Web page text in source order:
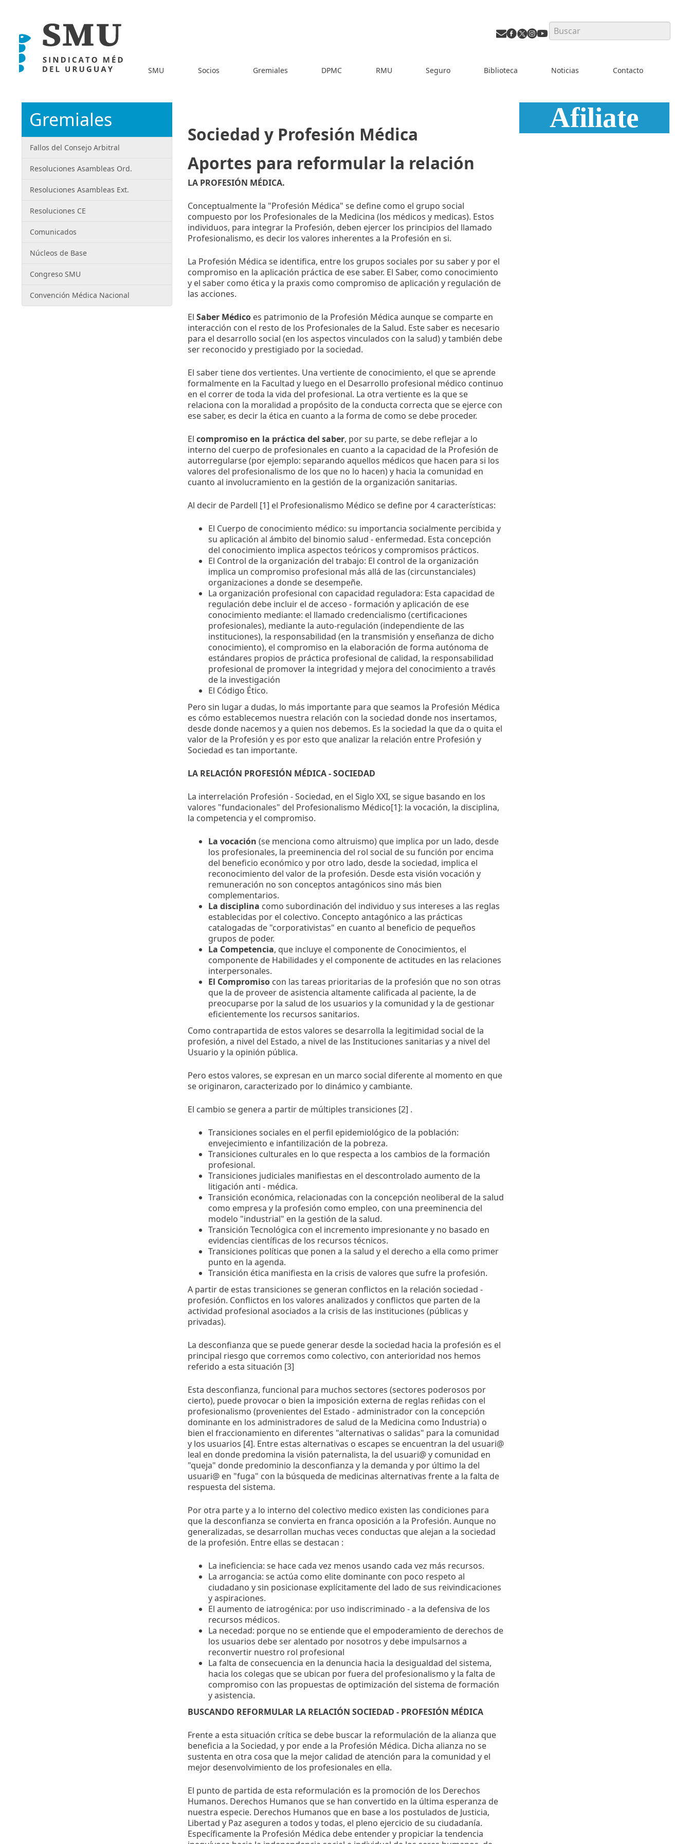
Search
SMU Socios Gremiales DPMC RMU Seguro Biblioteca Noticias Contacto
Sociedad y Profesión Médica
Aportes para reformular la relación
LA PROFESIÓN MÉDICA.
Conceptualmente la "Profesión Médica" se define como el grupo social
compuesto por los Profesionales de la Medicina (los médicos y medicas). Estos
individuos, para integrar la Profesión, deben ejercer los principios del llamado
Profesionalismo, es decir los valores inherentes a la Profesión en si.
La Profesión Médica se identifica, entre los grupos sociales por su saber y por el
compromiso en la aplicación práctica de ese saber. El Saber, como conocimiento
y el saber como ética y la praxis como compromiso de aplicación y regulación de
las acciones.
El Saber Médico es patrimonio de la Profesión Médica aunque se comparte en
interacción con el resto de los Profesionales de la Salud. Este saber es necesario
para el desarrollo social (en los aspectos vinculados con la salud) y también debe
ser reconocido y prestigiado por la sociedad.
El saber tiene dos vertientes. Una vertiente de conocimiento, el que se aprende
formalmente en la Facultad y luego en el Desarrollo profesional médico continuo
en el correr de toda la vida del profesional. La otra vertiente es la que se
relaciona con la moralidad a propósito de la conducta correcta que se ejerce con
ese saber, es decir la ética en cuanto a la forma de como se debe proceder.
El compromiso en la práctica del saber, por su parte, se debe reflejar a lo
interno del cuerpo de profesionales en cuanto a la capacidad de la Profesión de
autorregularse (por ejemplo: separando aquellos médicos que hacen para si los
valores del profesionalismo de los que no lo hacen) y hacia la comunidad en
cuanto al involucramiento en la gestión de la organización sanitarias.
Al decir de Pardell [1] el Profesionalismo Médico se define por 4 características:
El Cuerpo de conocimiento médico: su importancia socialmente percibida y
su aplicación al ámbito del binomio salud - enfermedad. Esta concepción
del conocimiento implica aspectos teóricos y compromisos prácticos.
El Control de la organización del trabajo: El control de la organización
implica un compromiso profesional más allá de las (circunstanciales)
organizaciones a donde se desempeñe.
La organización profesional con capacidad reguladora: Esta capacidad de
regulación debe incluir el de acceso - formación y aplicación de ese
conocimiento mediante: el llamado credencialismo (certificaciones
profesionales), mediante la auto-regulación (independiente de las
instituciones), la responsabilidad (en la transmisión y enseñanza de dicho
conocimiento), el compromiso en la elaboración de forma autónoma de
estándares propios de práctica profesional de calidad, la responsabilidad
profesional de promover la integridad y mejora del conocimiento a través
de la investigación
El Código Ético.
Pero sin lugar a dudas, lo más importante para que seamos la Profesión Médica
es cómo establecemos nuestra relación con la sociedad donde nos insertamos,
desde donde nacemos y a quien nos debemos. Es la sociedad la que da o quita el
valor de la Profesión y es por esto que analizar la relación entre Profesión y
Sociedad es tan importante.
LA RELACIÓN PROFESIÓN MÉDICA - SOCIEDAD
La interrelación Profesión - Sociedad, en el Siglo XXI, se sigue basando en los
valores "fundacionales" del Profesionalismo Médico[1]: la vocación, la disciplina,
la competencia y el compromiso.
La vocación (se menciona como altruismo) que implica por un lado, desde
los profesionales, la preeminencia del rol social de su función por encima
del beneficio económico y por otro lado, desde la sociedad, implica el
reconocimiento del valor de la profesión. Desde esta visión vocación y
remuneración no son conceptos antagónicos sino más bien
complementarios.
La disciplina como subordinación del individuo y sus intereses a las reglas
establecidas por el colectivo. Concepto antagónico a las prácticas
catalogadas de "corporativistas" en cuanto al beneficio de pequeños
grupos de poder.
La Competencia, que incluye el componente de Conocimientos, el
componente de Habilidades y el componente de actitudes en las relaciones
interpersonales.
El Compromisocon las tareas prioritarias de la profesión que no son otras
que la de proveer de asistencia altamente calificada al paciente, la de
preocuparse por la salud de los usuarios y la comunidad y la de gestionar
eficientemente los recursos sanitarios.
Como contrapartida de estos valores se desarrolla la legitimidad social de la
profesión, a nivel del Estado, a nivel de las Instituciones sanitarias y a nivel del
Usuario y la opinión pública.
Pero estos valores, se expresan en un marco social diferente al momento en que
se originaron, caracterizado por lo dinámico y cambiante.
El cambio se genera a partir de múltiples transiciones [2] .
Transiciones sociales en el perfil epidemiológico de la población:
envejecimiento e infantilización de la pobreza.
Transiciones culturales en lo que respecta a los cambios de la formación
profesional.
Transiciones judiciales manifiestas en el descontrolado aumento de la
litigación anti - médica.
Transición económica, relacionadas con la concepción neoliberal de la salud
como empresa y la profesión como empleo, con una preeminencia del
modelo "industrial" en la gestión de la salud.
Transición Tecnológica con el incremento impresionante y no basado en
evidencias científicas de los recursos técnicos.
Transiciones políticas que ponen a la salud y el derecho a ella como primer
punto en la agenda.
Transición ética manifiesta en la crisis de valores que sufre la profesión.
A partir de estas transiciones se generan conflictos en la relación sociedad -
profesión. Conflictos en los valores analizados y conflictos que parten de la
actividad profesional asociados a la crisis de las instituciones (públicas y
privadas).
La desconfianza que se puede generar desde la sociedad hacia la profesión es el
principal riesgo que corremos como colectivo, con anterioridad nos hemos
referido a esta situación [3]
Esta desconfianza, funcional para muchos sectores (sectores poderosos por
cierto), puede provocar o bien la imposición externa de reglas reñidas con el
profesionalismo (provenientes del Estado - administrador con la concepción
dominante en los administradores de salud de la Medicina como Industria) o
bien el fraccionamiento en diferentes "alternativas o salidas" para la comunidad
y los usuarios [4]. Entre estas alternativas o escapes se encuentran la del usuari@
leal en donde predomina la visión paternalista, la del usuari@ y comunidad en
"queja" donde predominio la desconfianza y la demanda y por último la del
usuari@ en "fuga" con la búsqueda de medicinas alternativas frente a la falta de
respuesta del sistema.
Por otra parte y a lo interno del colectivo medico existen las condiciones para
que la desconfianza se convierta en franca oposición a la Profesión. Aunque no
generalizadas, se desarrollan muchas veces conductas que alejan a la sociedad
de la profesión. Entre ellas se destacan :
La ineficiencia: se hace cada vez menos usando cada vez más recursos.
La arrogancia: se actúa como elite dominante con poco respeto al
ciudadano y sin posicionase explícitamente del lado de sus reivindicaciones
y aspiraciones.
El aumento de iatrogénica: por uso indiscriminado - a la defensiva de los
recursos médicos.
La necedad: porque no se entiende que el empoderamiento de derechos de
los usuarios debe ser alentado por nosotros y debe impulsarnos a
reconvertir nuestro rol profesional
La falta de consecuencia en la denuncia hacia la desigualdad del sistema,
hacia los colegas que se ubican por fuera del profesionalismo y la falta de
compromiso con las propuestas de optimización del sistema de formación
y asistencia.
BUSCANDO REFORMULAR LA RELACIÓN SOCIEDAD - PROFESIÓN MÉDICA
Frente a esta situación crítica se debe buscar la reformulación de la alianza que
beneficia a la Sociedad, y por ende a la Profesión Médica. Dicha alianza no se
sustenta en otra cosa que la mejor calidad de atención para la comunidad y el
mejor desenvolvimiento de los profesionales en ella.
El punto de partida de esta reformulación es la promoción de los Derechos
Humanos. Derechos Humanos que se han convertido en la última esperanza de
nuestra especie. Derechos Humanos que en base a los postulados de Justicia,
Libertad y Paz aseguren a todos y todas, el pleno ejercicio de su ciudadanía.
Específicamente la Profesión Médica debe entender y propiciar la tendencia
Gremiales
Fallos del Consejo Arbitral
Resoluciones Asambleas Ord.
Resoluciones Asambleas Ext.
Resoluciones CE
Comunicados
Núcleos de Base
Congreso SMU
Convención Médica Nacional
Afiliate